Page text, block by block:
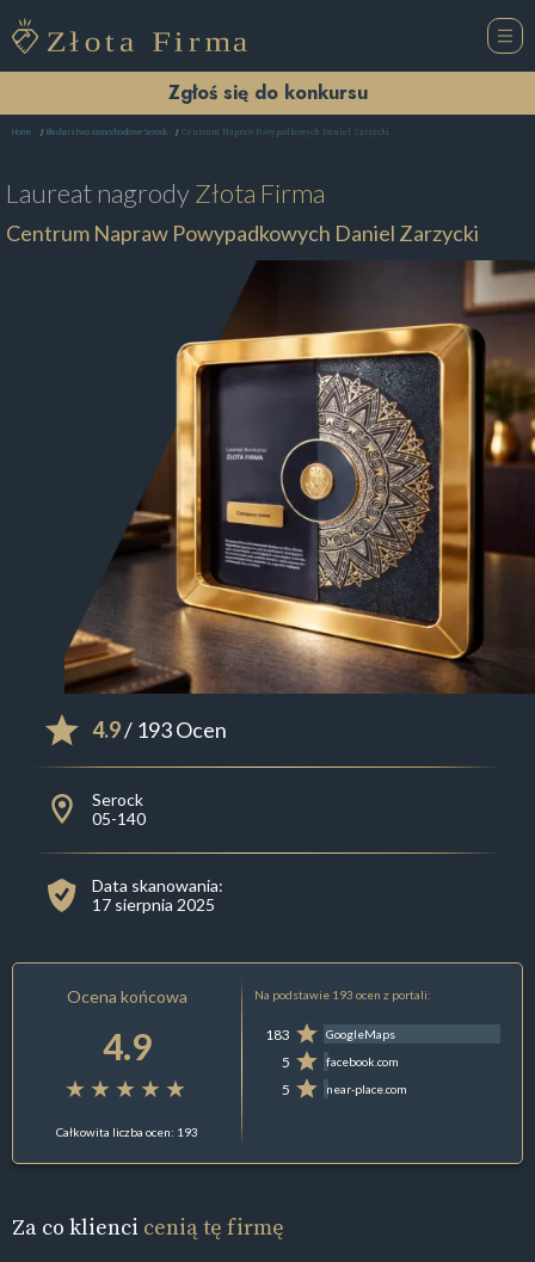
Zgłoś się do konkursu
Home Blacharstwo samochodowe Serock Centrum Napraw Powypadkowych Daniel Zarzycki
Laureat nagrodyZłota Firma
Centrum Napraw Powypadkowych Daniel Zarzycki
4.9/ 193 Ocen
Serock
05-140
Data skanowania:
17 sierpnia 2025
Ocena końcowa
4.9
Całkowita liczba ocen: 193
Na podstawie 193 ocen z portali:
183 GoogleMaps
5 facebook.com
5 near-place.com
Za co klienci cenią tę firmę